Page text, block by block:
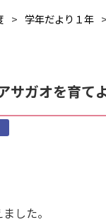
学年だより１年
サガオを育て
した。